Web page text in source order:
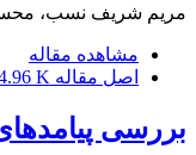
مریم شریف نسب،
مشاهده مقاله
اصل مقاله K
بررسی